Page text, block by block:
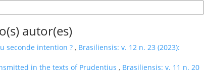
autor(es)
seconde intention ? , Brasiliensis: v. 12 n. 23 (2023):
in the texts of Prudentius , Brasiliensis: v. 11 n. 20